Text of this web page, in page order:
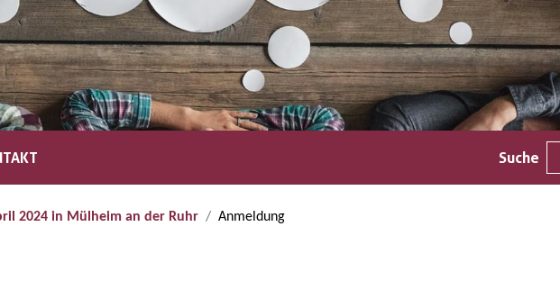
Suche
2024 in Mülheim an der Ruhr Anmeldung